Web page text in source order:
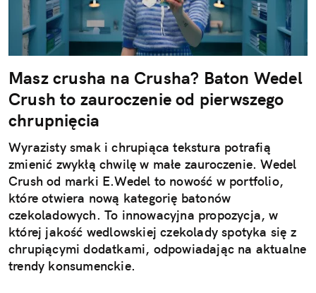
Masz crusha na Crusha? Baton Wedel
Crush to zauroczenie od pierwszego
chrupnięcia
Wyrazisty smak i chrupiąca tekstura potrafią
zmienić zwykłą chwilę w małe zauroczenie. Wedel
Crush od marki E.Wedel to nowość w portfolio,
które otwiera nową kategorię batonów
czekoladowych. To innowacyjna propozycja, w
której jakość wedlowskiej czekolady spotyka się z
chrupiącymi dodatkami, odpowiadając na aktualne
trendy konsumenckie.